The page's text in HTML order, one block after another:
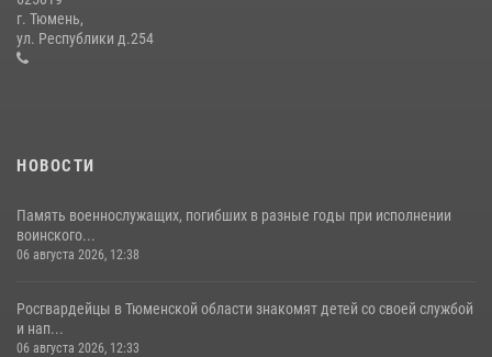
Сотрудники тюменского СОБР "Сова" отработали навыки
десантирования на Урале
16 июля 2026, 10:42
г. Тюмень,
ул. Республики д.254
НОВОСТИ
Память военнослужащих, погибших в разные годы при исполнении
воинского...
06 августа 2026, 12:38
Росгвардейцы в Тюменской области знакомят детей со своей службой
и нап...
06 августа 2026, 12:33